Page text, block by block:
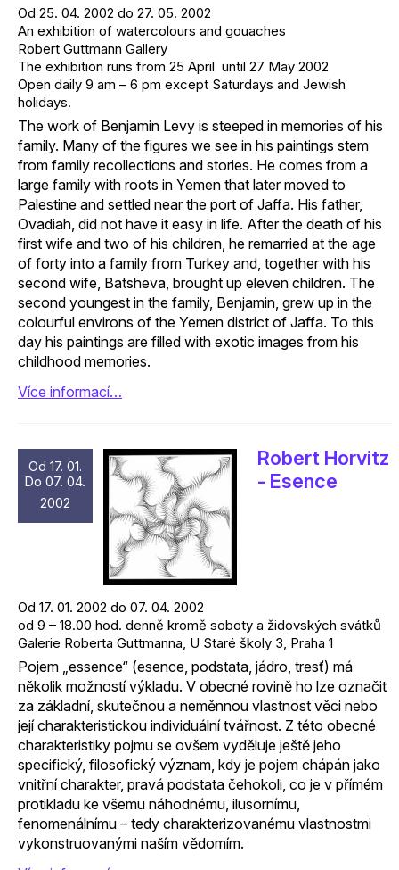
Od 25. 04. 2002 do 27. 05. 2002
An exhibition of watercolours and gouaches
Robert Guttmann Gallery
The exhibition runs from 25 April until 27 May 2002
Open daily 9 am – 6 pm except Saturdays and Jewish
holidays.
The work of Benjamin Levy is steeped in memories of his
family. Many of the figures we see in his paintings stem
from family recollections and stories. He comes from a
large family with roots in Yemen that later moved to
Palestine and settled near the port of Jaffa. His father,
Ovadiah, did not have it easy in life. After the death of his
first wife and two of his children, he remarried at the age
of forty into a family from Turkey and, together with his
second wife, Batsheva, brought up eleven children. The
second youngest in the family, Benjamin, grew up in the
colourful environs of the Yemen district of Jaffa. To this
day his paintings are filled with exotic images from his
childhood memories.
Více informací…
Od 17. 01.
Do 07. 04.
2002
Robert Horvitz
- Esence
Od 17. 01. 2002 do 07. 04. 2002
od 9 – 18.00 hod. denně kromě soboty a židovských svátků
Galerie Roberta Guttmanna, U Staré školy 3, Praha 1
Pojem „essence“ (esence, podstata, jádro, tresť) má
několik možností výkladu. V obecné rovině ho lze označit
za základní, skutečnou a neměnnou vlastnost věci nebo
její charakteristickou individuální tvářnost. Z této obecné
charakteristiky pojmu se ovšem vyděluje ještě jeho
specifický, filosofický význam, kdy je pojem chápán jako
vnitřní charakter, pravá podstata čehokoli, co je v přímém
protikladu ke všemu náhodnému, ilusornímu,
fenomenálnímu – tedy charakterizovanému vlastnostmi
vykonstruovanými naším vědomím.